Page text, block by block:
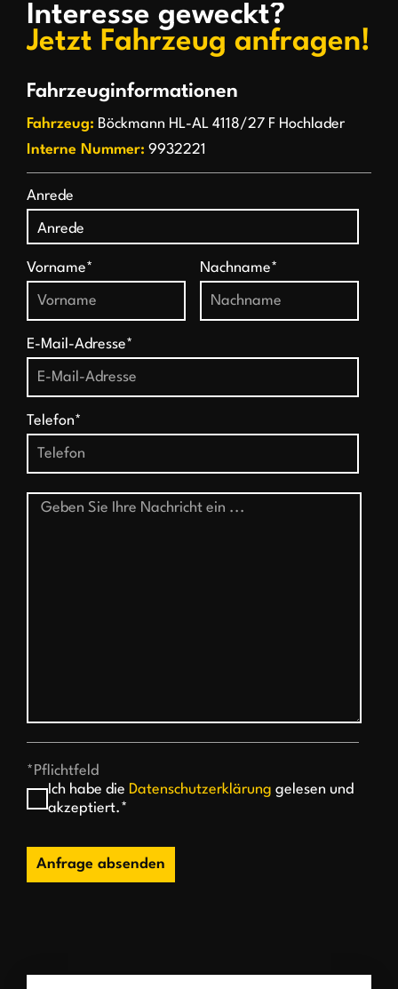
Interesse geweckt?
Jetzt Fahrzeug anfragen!
Fahrzeuginformationen
Fahrzeug: Böckmann HL-AL 4118/27 F Hochlader
Interne Nummer: 9932221
Anrede
Vorname* Nachname*
E-Mail-Adresse*
Telefon*
*Pflichtfeld
Ich habe die Datenschutzerklärung gelesen und
akzeptiert.*
Anfrage absenden